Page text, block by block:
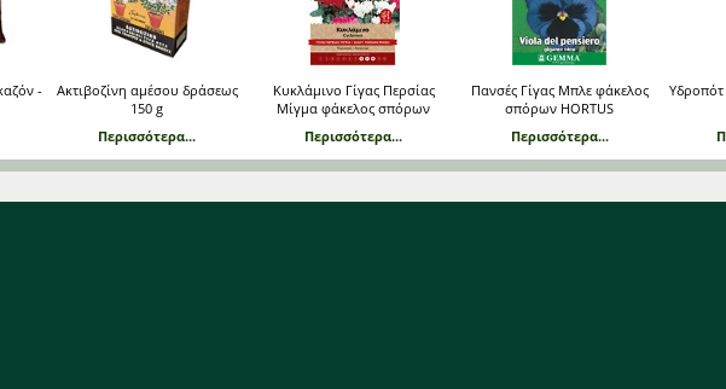
-
Ακτιβοζίνη αμέσου δράσεως
150 g
Περισσότερα...
Κυκλάμινο Γίγας Περσίας
Μίγμα φάκελος σπόρων
Περισσότερα...
Πανσές Γίγας Μπλε φάκελος
σπόρων HORTUS
Περισσότερα...